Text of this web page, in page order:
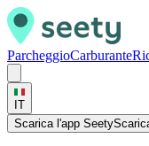
ParcheggioCarburante
IT
Scarica l'app Seety